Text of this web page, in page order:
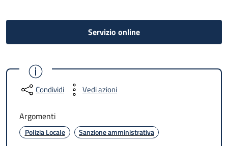
Servizio online
Condividi Vedi azioni
Argomenti
Polizia Locale Sanzione amministrativa